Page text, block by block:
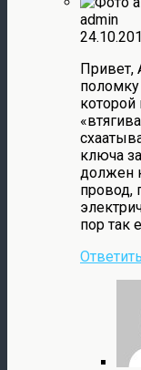
admin
которой
ключа
должен
провод,
пор так
Ответить